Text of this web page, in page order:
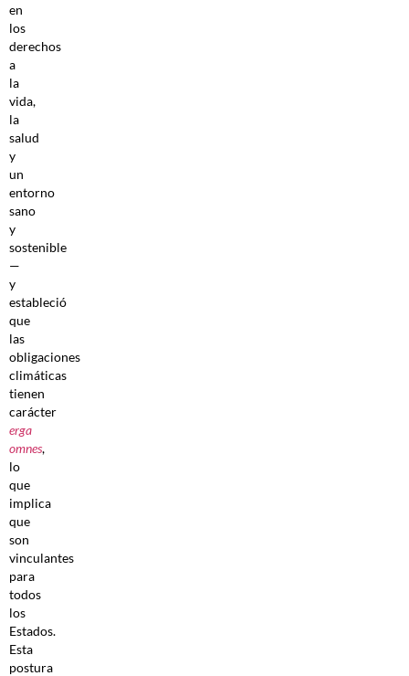
en
los
derechos
a
la
vida,
la
salud
y
un
entorno
sano
y
sostenible
—
y
estableció
que
las
obligaciones
climáticas
tienen
carácter
erga
omnes,
lo
que
implica
que
son
vinculantes
para
todos
los
Estados.
Esta
postura